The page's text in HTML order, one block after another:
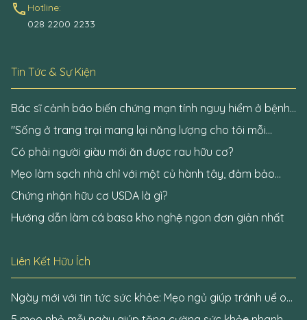
call Hotline:
028 2200 2233
Tin Tức & Sự Kiện
Bác sĩ cảnh báo biến chứng mạn tính nguy hiểm ở bệnh
nhân đái tháo đường
"Sống ở trang trại mang lại năng lượng cho tôi mỗi
ngày"
Có phải người giàu mới ăn được rau hữu cơ?
Mẹo làm sạch nhà chỉ với một củ hành tây, đảm bảo
không còn một bóng virus Covid-19
Chứng nhận hữu cơ USDA là gì?
Hướng dẫn làm cá basa kho nghệ ngon đơn giản nhất
Liên Kết Hữu Ích
Ngày mới với tin tức sức khỏe: Mẹo ngủ giúp tránh uể oải
khi thức dậy